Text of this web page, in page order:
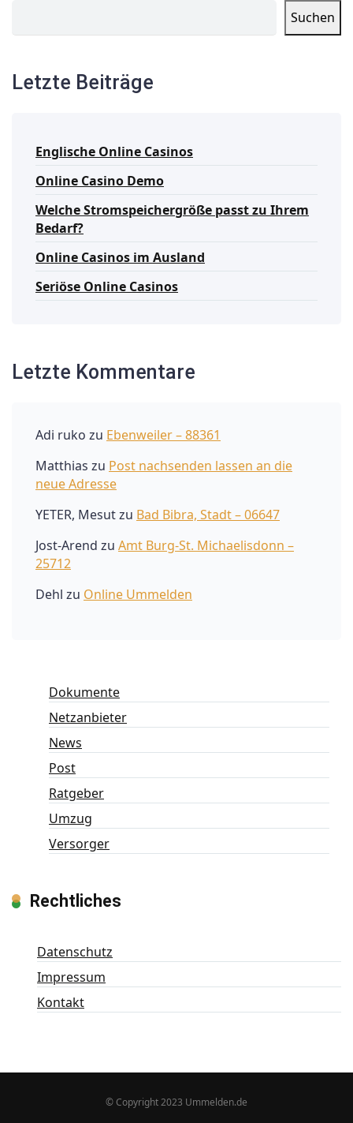
Suchen
Letzte Beiträge
Englische Online Casinos
Online Casino Demo
Welche Stromspeichergröße passt zu Ihrem
Bedarf?
Online Casinos im Ausland
Seriöse Online Casinos
Letzte Kommentare
Adi ruko zu Ebenweiler – 88361
Matthias zu Post nachsenden lassen an die
neue Adresse
YETER, Mesutzu Bad Bibra, Stadt – 06647
Jost-Arend zu Amt Burg-St. Michaelisdonn –
25712
Dehl zu Online Ummelden
Dokumente
Netzanbieter
News
Post
Ratgeber
Umzug
Versorger
Rechtliches
Datenschutz
Impressum
Kontakt
© Copyright 2023 Ummelden.de